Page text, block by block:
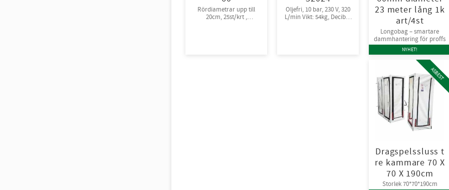
Rördiametrar upp till
20cm, 25st/krt ,
Oljefri, 10 bar, 230 V, 320
L/min Vikt: 54kg, Decibel:
23 meter lång 1k
art/4st
Longobag – smartare
dammhantering för proffs
NYHET!
Dragspelssluss t
re kammare 70 X
70 X 190cm
Storlek 70*70*190cm
ASBEST